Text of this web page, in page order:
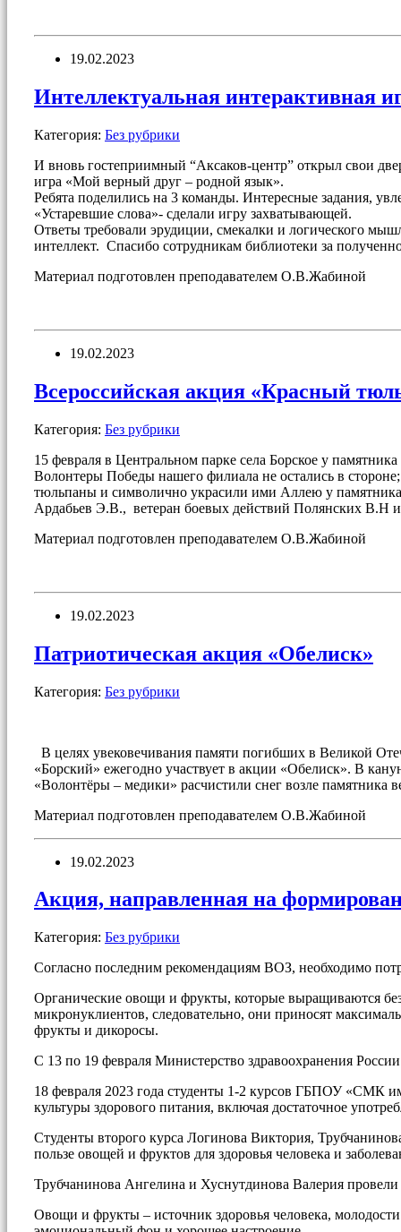
19.02.2023
Интеллектуальная интерактивная
Категория: Без рубрики
И вновь гостеприимный “Аксаков-центр” открыл свои
игра «Мой верный друг – родной язык».
Ребята поделились на 3 команды. Интересные задания,
«Устаревшие слова»- сделали игру захватывающей.
Ответы требовали эрудиции, смекалки и логического
интеллект. Спасибо сотрудникам библиотеки за
Материал подготовлен преподавателем О.В.Жабиной
19.02.2023
Всероссийская акция «Красный
Категория: Без рубрики
15 февраля в Центральном парке села Борское у
Волонтеры Победы нашего филиала не остались в
тюльпаны и символично украсили ими Аллею у
Ардабьев Э.В., ветеран боевых действий Полянских В.Н
Материал подготовлен преподавателем О.В.Жабиной
19.02.2023
Патриотическая акция «Обелиск»
Категория: Без рубрики
В целях увековечивания памяти погибших в Великой
«Борский» ежегодно участвует в акции «Обелиск». В
«Волонтёры – медики» расчистили снег возле
Материал подготовлен преподавателем О.В.Жабиной
19.02.2023
Акция, направленная на
Категория: Без рубрики
Согласно последним рекомендациям ВОЗ, необходимо
Органические овощи и фрукты, которые выращиваются
микронуклиентов, следовательно, они приносят
фрукты и дикоросы.
С 13 по 19 февраля Министерство здравоохранения
18 февраля 2023 года студенты 1-2 курсов ГБПОУ «СМК
культуры здорового питания, включая достаточное
Студенты второго курса Логинова Виктория,
пользе овощей и фруктов для здоровья человека и
Трубчанинова Ангелина и Хуснутдинова Валерия
Овощи и фрукты – источник здоровья человека,